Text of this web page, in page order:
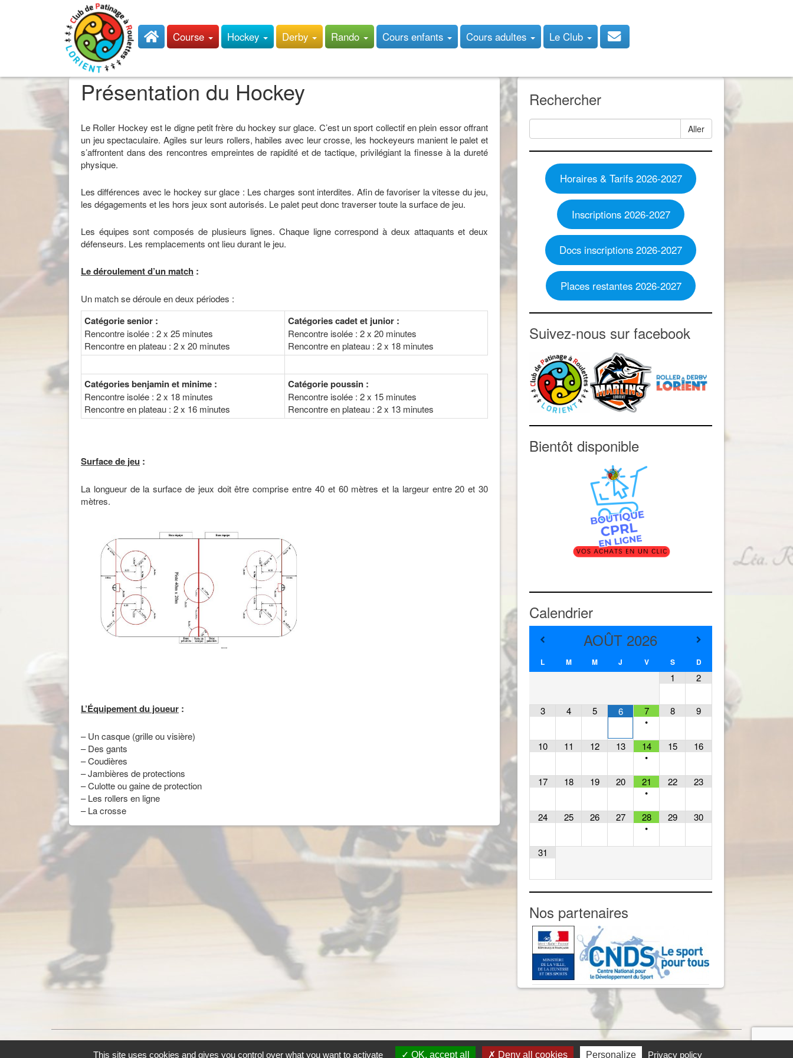
Course Hockey Derby Rando Cours enfants Cours adultes Le Club
Présentation du Hockey
Le Roller Hockey est le digne petit frère du hockey sur glace. C’est un sport collectif en plein essor offrant
un jeu spectaculaire. Agiles sur leurs rollers, habiles avec leur crosse, les hockeyeurs manient le palet et
s’affrontent dans des rencontres empreintes de rapidité et de tactique, privilégiant la finesse à la dureté
physique.
Les différences avec le hockey sur glace : Les charges sont interdites. Afin de favoriser la vitesse du jeu,
les dégagements et les hors jeux sont autorisés. Le palet peut donc traverser toute la surface de jeu.
Les équipes sont composés de plusieurs lignes. Chaque ligne correspond à deux attaquants et deux
défenseurs. Les remplacements ont lieu durant le jeu.
Le déroulement d’un match :
Un match se déroule en deux périodes :
Catégorie senior :
Rencontre isolée : 2 x 25 minutes
Rencontre en plateau : 2 x 20 minutes
Catégories cadet et junior :
Rencontre isolée : 2 x 20 minutes
Rencontre en plateau : 2 x 18 minutes
Catégories benjamin et minime :
Rencontre isolée : 2 x 18 minutes
Rencontre en plateau : 2 x 16 minutes
Catégorie poussin :
Rencontre isolée : 2 x 15 minutes
Rencontre en plateau : 2 x 13 minutes
Surface de jeu :
La longueur de la surface de jeux doit être comprise entre 40 et 60 mètres et la largeur entre 20 et 30
mètres.
L’Équipement du joueur :
– Un casque (grille ou visière)
– Des gants
– Coudières
– Jambières de protections
– Culotte ou gaine de protection
– Les rollers en ligne
– La crosse
Rechercher
Aller
Horaires & Tarifs 2026-2027
Inscriptions 2026-2027
Docs inscriptions 2026-2027
Places restantes 2026-2027
Suivez-nous sur facebook
Bientôt disponible
Calendrier
AOÛT 2026
L M M J V S D
1 2
3 4 5 6 7
•
8 9
10 11 12 13 14
•
15 16
17 18 19 20 21
•
22 23
24 25 26 27 28
•
29 30
31
Nos partenaires
CPRLORIENT
This site uses cookies and gives you control over what you want to activate
OK, accept all Deny all cookies Personalize Privacy policy